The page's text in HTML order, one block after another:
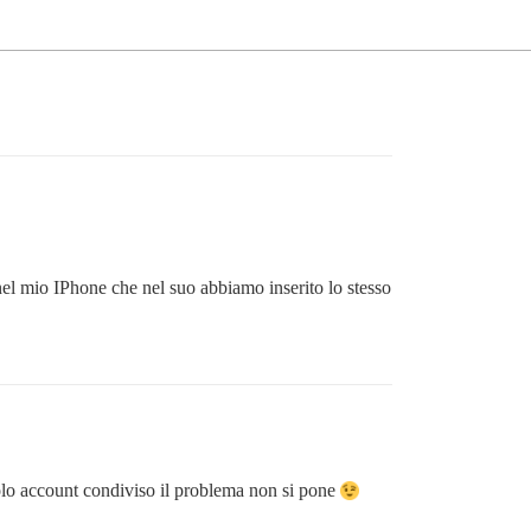
mio IPhone che nel suo abbiamo inserito lo stesso
account condiviso il problema non si pone